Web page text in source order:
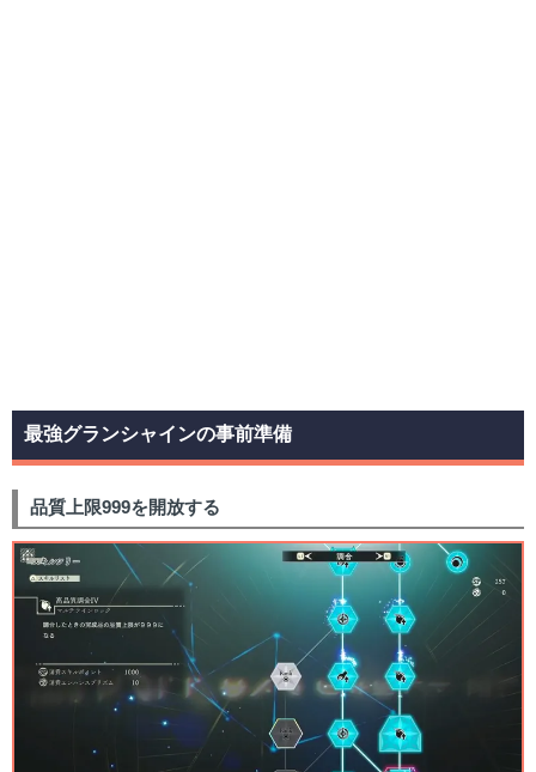
最強グランシャインの事前準備
品質上限999を開放する